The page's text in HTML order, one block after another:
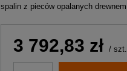
spalin z pieców opalanych
3 792,83 zł / szt.